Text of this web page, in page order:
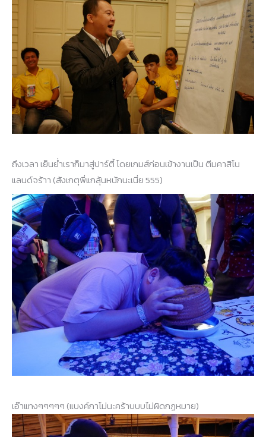
ถึงเวลา เย็นย่ำเราก็มาสู่ปาร์ตี้ โดยเกมส์ก่อนเข้างานเป็น ตีมคาสิโน
แลนด์จร้าา (สังเกตุพี่แกลุ้นหนักนะเนี่ย 555)
เอ๊าแทงๆๆๆๆๆ (แบงค์กาโม่นะคร้าบบบไม่ผิดกฏหมาย)